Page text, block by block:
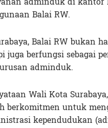
Balai RW.
Balai RW bukan
juga berfungsi sebagai
adminduk.
Wali Kota
berkomitmen untuk
kependudukan